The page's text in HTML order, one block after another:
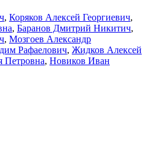
, Коряков Алексей Георгиевич,
, Баранов Дмитрий Никитич,
, Мозгоев Александр
Рафаелович, Жидков Алексей
Петровна, Новиков Иван